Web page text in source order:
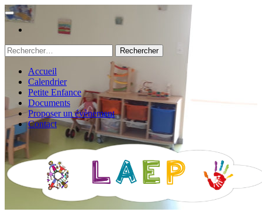
Rechercher :
Accueil
Calendrier
Petite Enfance
Documents
Proposer un évènement
Contact